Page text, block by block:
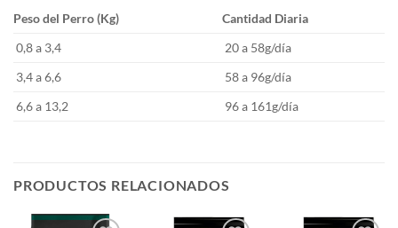
Peso del Perro (Kg)
Cantidad Diaria
0,8 a 3,4
20 a 58g/día
3,4 a 6,6
58 a 96g/día
6,6 a 13,2
96 a 161g/día
PRODUCTOS RELACIONADOS